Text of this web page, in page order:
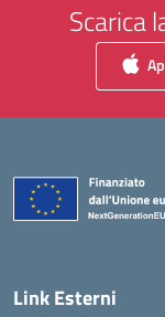
Scarica
Link Esterni